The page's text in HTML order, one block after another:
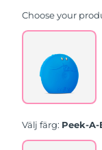
rating
Read
Reviews.
Same
page
link.
Choose your
Välj färg: Peek-A-